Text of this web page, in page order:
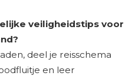
veiligheidstips voor
deel je reisschema
en leer